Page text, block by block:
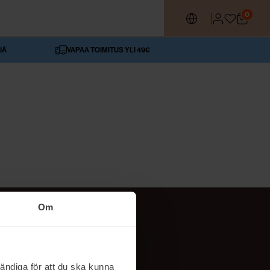
Om
för att du ska kunna
0
VAPAA TOIMITUS YLI 49€
SEURAA MEITÄ